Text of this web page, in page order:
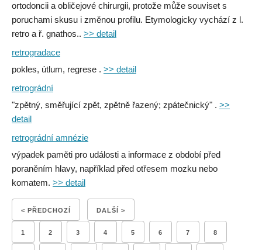
ortodoncii a obličejové chirurgii, protože může souviset s
poruchami skusu i změnou profilu. Etymologicky vychází z l.
retro a ř. gnathos.. >> detail
retrogradace
pokles, útlum, regrese . >> detail
retrográdní
"zpětný, směřující zpět, zpětně řazený; zpátečnický" . >>
detail
retrográdní amnézie
výpadek paměti pro události a informace z období před
poraněním hlavy, například před otřesem mozku nebo
komatem. >> detail
< PŘEDCHOZÍ DALŠÍ >
1 2 3 4 5 6 7 8